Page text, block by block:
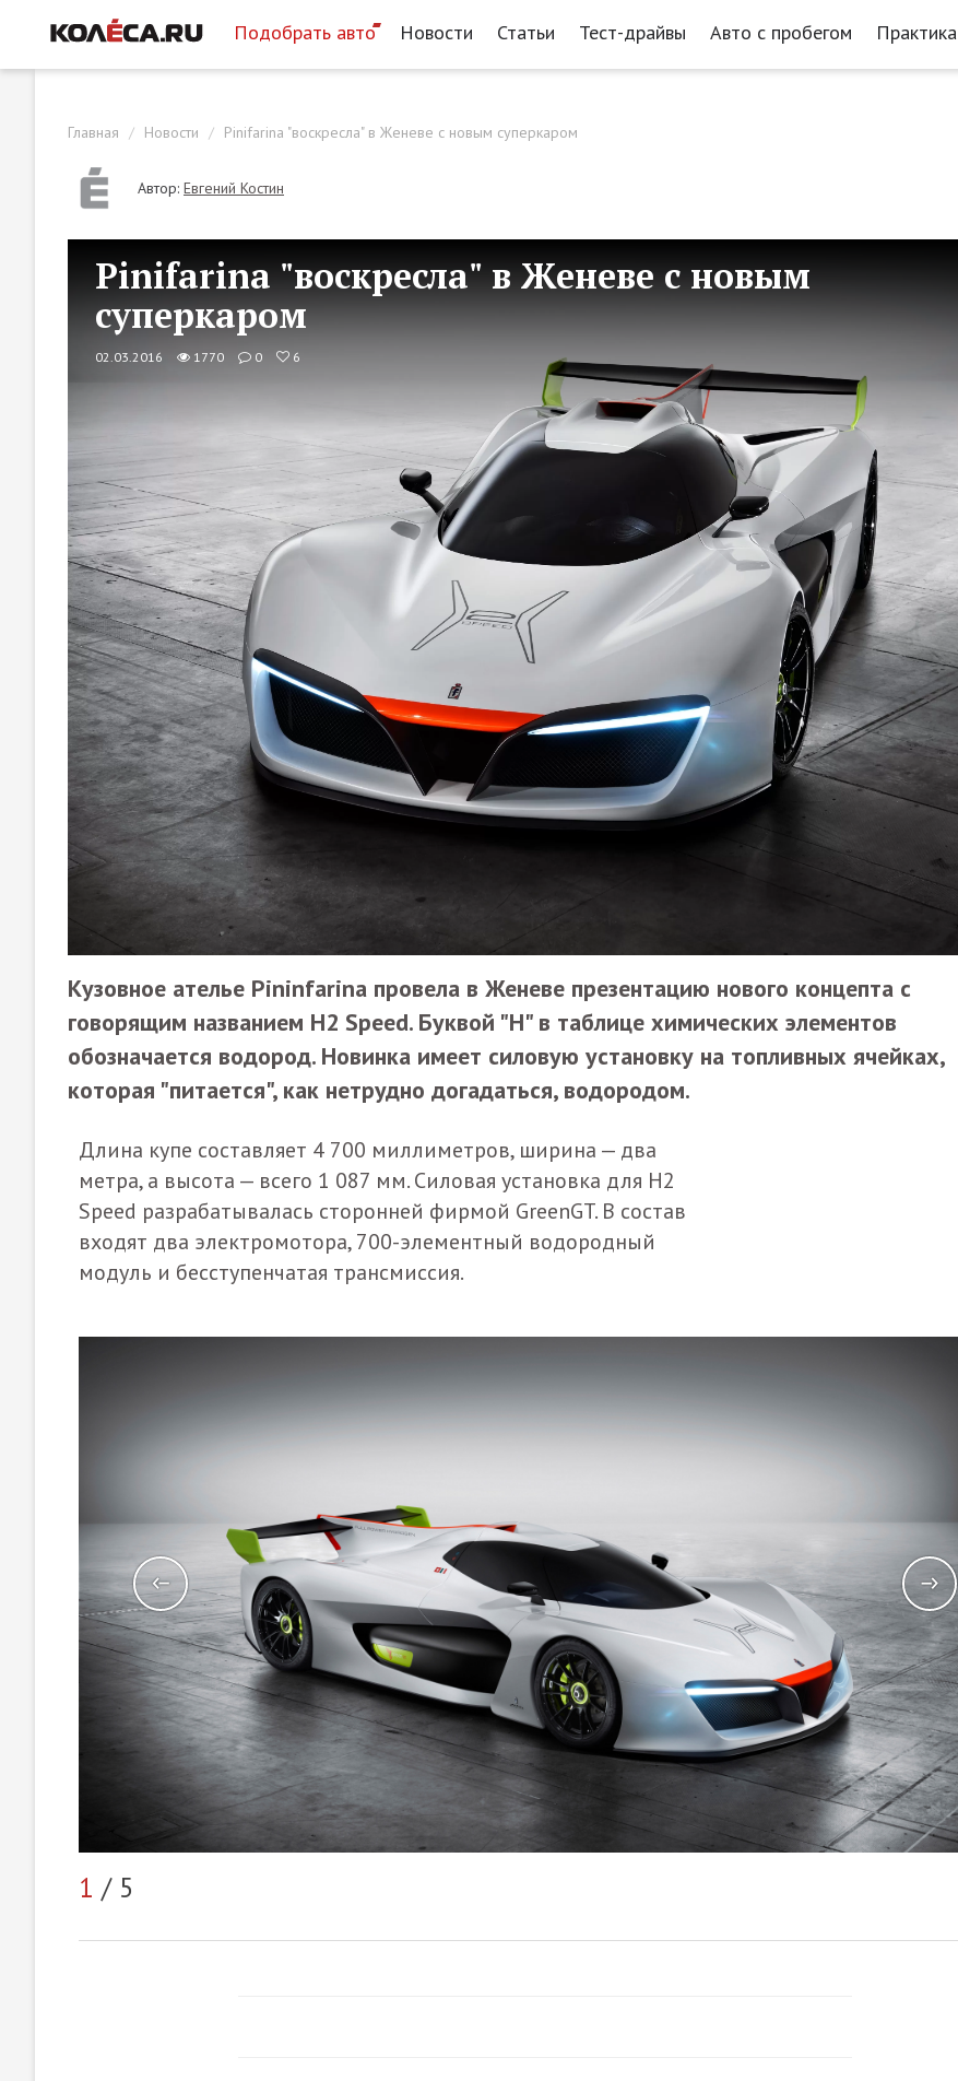
Подобрать авто Новости Статьи Тест-драйвы Авто с пробегом Практика
Главная Новости Pinifarina "воскресла" в Женеве с новым суперкаром
Автор: Евгений Костин
Pinifarina "воскресла" в Женеве с новым
суперкаром
02.03.2016 1770 0 6
Кузовное ателье Pininfarina провела в Женеве презентацию нового концепта с
говорящим названием H2 Speed. Буквой "H" в таблице химических элементов
обозначается водород. Новинка имеет силовую установку на топливных ячейках,
которая "питается", как нетрудно догадаться, водородом.
Длина купе составляет 4 700 миллиметров, ширина — два
метра, а высота — всего 1 087 мм. Силовая установка для H2
Speed разрабатывалась сторонней фирмой GreenGT. В состав
входят два электромотора, 700-элементный водородный
модуль и бесступенчатая трансмиссия.
1 / 5